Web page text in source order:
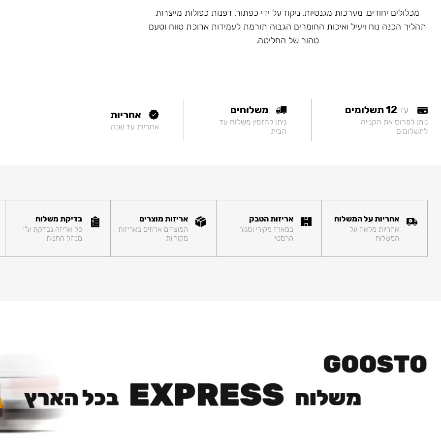
מכלולים יחודים, מערכות מגנטיות, ניקוז על ידי כפתור, דפנות כפולות מייצרות
תהליך הכנה נוח ויעיל ואיכות החומרים הגבוה תורמת לעמידות ארוכת טווח וטעם
טהור של החליטה.
עד12 תשלומים
ניתן לפרוס את הקנייה
לתשלומים
משלוחים
ניתן להזמין משלוח עד
הבית
אחריות
אחריות עד שנה
אחריות על המשלוח
אחריות מלאה על
המשלוח
אריזות הטבק
במארז מקורי וסגור
הרמטי
אריזות מוצרים
המוצרים ארוזים באריזות
מקוריות
בדיקת משלוח
כל אריזה נבדקת ע"י
מנהל החנות